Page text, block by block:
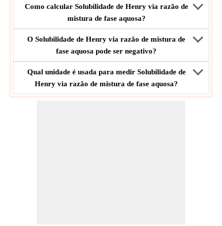
Como calcular Solubilidade de Henry via razão de
mistura de fase aquosa?
O Solubilidade de Henry via razão de mistura de
fase aquosa pode ser negativo?
Qual unidade é usada para medir Solubilidade de
Henry via razão de mistura de fase aquosa?